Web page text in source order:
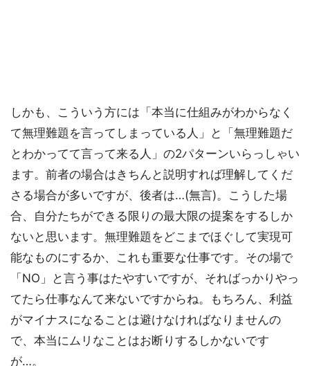
しかも、こういう方には「本当に仕組みがわからなく
て無理難題を言ってしまっている人」と「無理難題だ
とわかってて言って来る人」の2パターンいらっしゃい
ます。前者の場合はきちんと説明すれば理解してくだ
さる場合が多いですが、後者は…(無言)。こうした場
合、自分たちができる限りの最大限の提案をするしか
ないと思います。無理難題をどこまでほぐして実現可
能なものにするか、これも重要な仕事です。その場で
「NO」と言う事はたやすいですが、そればっかりやっ
てたら仕事なんて来ないですからね。もちろん、利益
がマイナスになることは避けなければなりませんの
で、本当にムリなことはお断りするしかないです
が…。